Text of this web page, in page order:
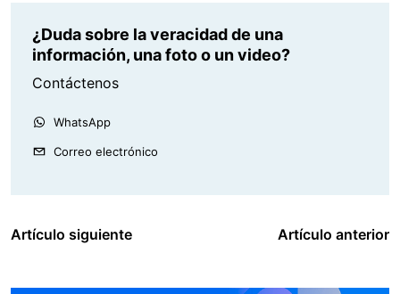
¿Duda sobre la veracidad de una
información, una foto o un video?
Contáctenos
WhatsApp
Correo electrónico
Artículo siguiente Artículo anterior